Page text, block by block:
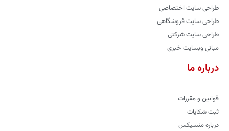
طراحی سایت اختصاصی
طراحی سایت فروشگاهی
طراحی سایت شرکتی
مبانی وبسایت خبری
درباره ما
قوانین و مقررات
ثبت شکایات
درباره منسیکس